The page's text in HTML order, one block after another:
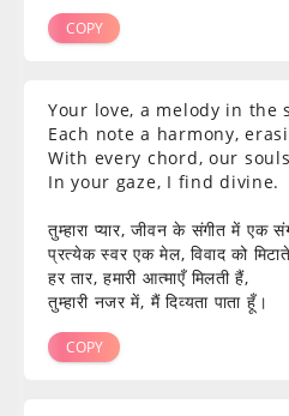
COPY
Your love, a melody in the
Each note a harmony,
With every chord, our
In your gaze, I find divine.
तुम्हारा प्यार, जीवन के संगीत में एक
प्रत्येक स्वर एक मेल, विवाद को
हर तार, हमारी आत्माएँ मिलती हैं,
तुम्हारी नजर में, मैं दिव्यता पाता हूँ।
COPY